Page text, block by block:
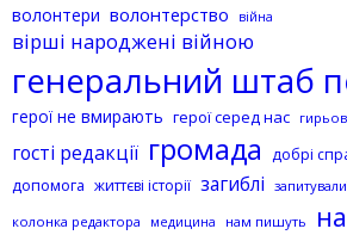
волонтери волонтерство війна
вірші народжені війною
генеральний штаб
герої не вмирають герої серед нас
гості редакції громада добрі
допомога життєві історії загиблі
колонка редактора
медицина нам пишуть